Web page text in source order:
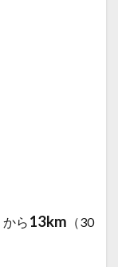
から 13km （30